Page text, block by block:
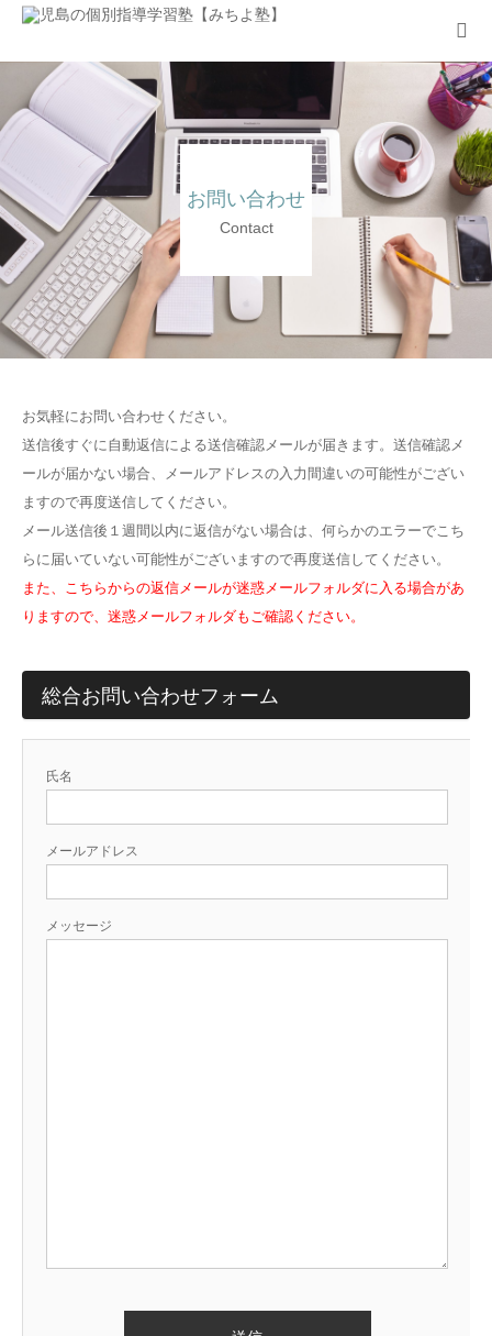
お問い合わせ
Contact
お気軽にお問い合わせください。
送信後すぐに自動返信による送信確認メールが届きます。送信確認メ
ールが届かない場合、メールアドレスの入力間違いの可能性がござい
ますので再度送信してください。
メール送信後１週間以内に返信がない場合は、何らかのエラーでこち
らに届いていない可能性がございますので再度送信してください。
また、こちらからの返信メールが迷惑メールフォルダに入る場合があ
りますので、迷惑メールフォルダもご確認ください。
総合お問い合わせフォーム
氏名
メールアドレス
メッセージ
指導方針
アクセス
入塾のお問い合わせ